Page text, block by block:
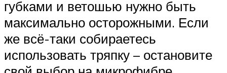
губками и ветошью нужно быть
максимально осторожными. Если
же всё-таки собираетесь
использовать тряпку – остановите